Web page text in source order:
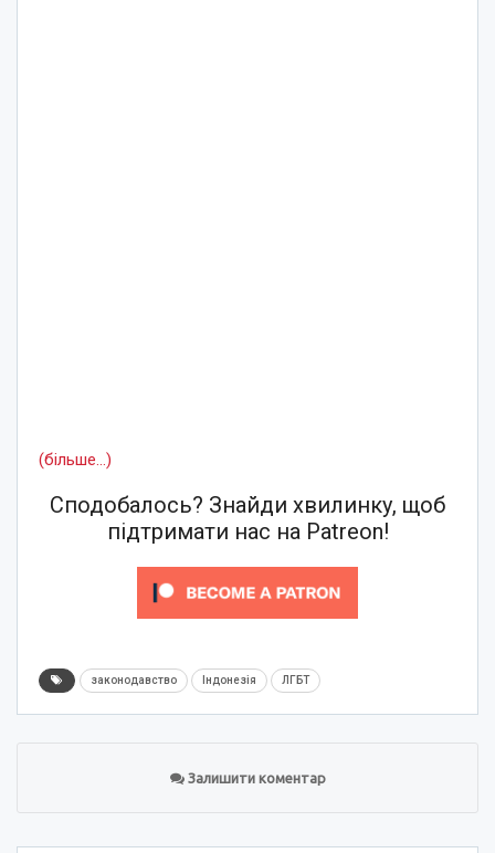
(більше…)
Сподобалось? Знайди хвилинку, щоб
підтримати нас на Patreon!
законодавство Індонезія ЛГБТ
Залишити коментар